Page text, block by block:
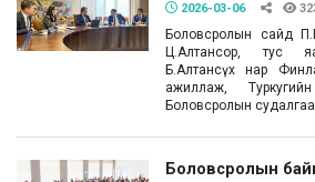
2026-03-06
Боловсролын сайд
Ц.Алтансор, тус
Б.Алтансүх нар
ажиллаж,
Боловсролын
Боловсролын